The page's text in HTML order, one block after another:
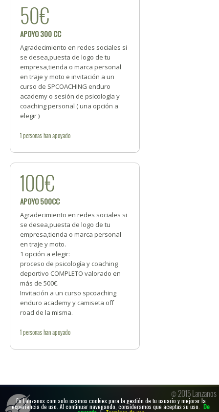
En Lanzanos.com solo usamos cookies para la gestión de tu usuario y mejorar la
experiencia de uso. Al continuar navegando, consideramos que aceptas su uso. De
50€
APOYO 300 CC
Agradecimiento en redes sociales si
se desea,puesta de logo de tu
empresa,tienda o marca personal
en traje y moto e invitación a un
curso de SPCOACHING enduro
academy o sesión de psicología y
coaching personal ( una opción a
elegir )
1personashan apoyado
100€
APOYO 500CC
Agradecimiento en redes sociales si
se desea,puesta de logo de tu
empresa,tienda o marca personal
en traje y moto.
1 opción a elegir:
proceso de psicología y coaching
deportivo COMPLETO valorado en
más de 500€.
Invitación a un curso spcoaching
enduro academy y camiseta off
road de la misma.
1personashan apoyado
© 2015 Lanzanos